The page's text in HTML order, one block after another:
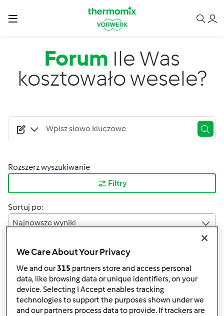
Forum Ile Was
kosztowało wesele?
Rozszerz wyszukiwanie
Filtry
Sortuj po:
Najnowsze wyniki
Wyników na stronę:
2 | Ostatni wpis
Szybka odpowiedź
We Care About Your Privacy
We and our315 partners store and access personal
data, like browsing data or unique identifiers, on your
device. Selecting I Accept enables tracking
technologies to support the purposes shown under we
and our partners process data to provide. If trackers are